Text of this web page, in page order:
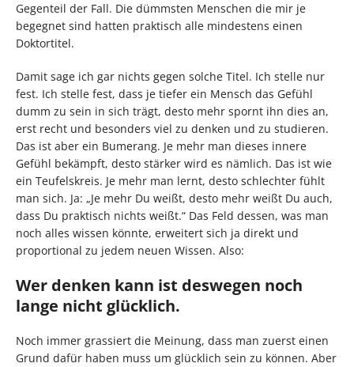
Gegenteil der Fall. Die dümmsten Menschen die mir je
begegnet sind hatten praktisch alle mindestens einen
Doktortitel.
Damit sage ich gar nichts gegen solche Titel. Ich stelle nur
fest. Ich stelle fest, dass je tiefer ein Mensch das Gefühl
dumm zu sein in sich trägt, desto mehr spornt ihn dies an,
erst recht und besonders viel zu denken und zu studieren.
Das ist aber ein Bumerang. Je mehr man dieses innere
Gefühl bekämpft, desto stärker wird es nämlich. Das ist wie
ein Teufelskreis. Je mehr man lernt, desto schlechter fühlt
man sich. Ja: „Je mehr Du weißt, desto mehr weißt Du auch,
dass Du praktisch nichts weißt.“ Das Feld dessen, was man
noch alles wissen könnte, erweitert sich ja direkt und
proportional zu jedem neuen Wissen. Also:
Wer denken kann ist deswegen noch
lange nicht glücklich.
Noch immer grassiert die Meinung, dass man zuerst einen
Grund dafür haben muss um glücklich sein zu können. Aber